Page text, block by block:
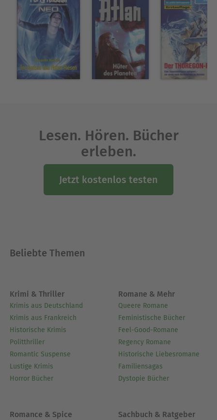
Lesen. Hören. Bücher
erleben.
Jetzt kostenlos testen
Beliebte Themen
Krimi & Thriller
Krimis aus Deutschland
Krimis aus Frankreich
Historische Krimis
Politthriller
Romantic Suspense
Lustige Krimis
Horror Bücher
Romane & Mehr
Queere Romane
Feministische Bücher
Feel-Good-Romane
Regency Romane
Historische Liebesromane
Familiensagas
Dystopie Bücher
Romance & Spice Sachbuch & Ratgeber